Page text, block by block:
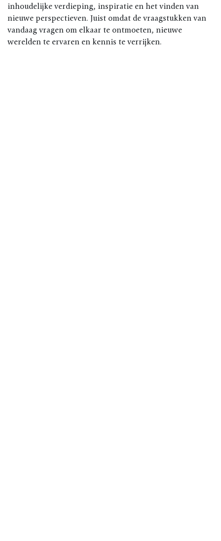
inhoudelijke verdieping, inspiratie en het vinden van
nieuwe perspectieven. Juist omdat de vraagstukken van
vandaag vragen om elkaar te ontmoeten, nieuwe
werelden te ervaren en kennis te verrijken.